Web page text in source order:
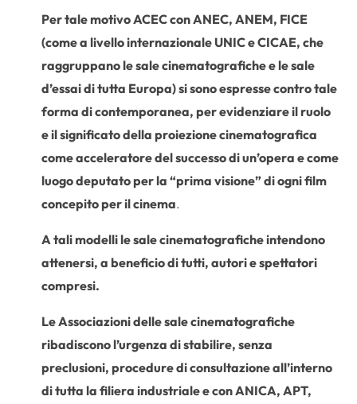
Per tale motivo ACEC con ANEC, ANEM, FICE
(come a livello internazionale UNIC e CICAE, che
raggruppano le sale cinematografiche e le sale
d’essai di tutta Europa) si sono espresse contro tale
forma di contemporanea, per evidenziare il ruolo
e il significato della proiezione cinematografica
come acceleratore del successo di un’opera e come
luogo deputato per la “prima visione” di ogni film
concepito per il cinema.
A tali modelli le sale cinematografiche intendono
attenersi, a beneficio di tutti, autori e spettatori
compresi.
Le Associazioni delle sale cinematografiche
ribadiscono l’urgenza di stabilire, senza
preclusioni, procedure di consultazione all’interno
di tutta la filiera industriale e con ANICA, APT,